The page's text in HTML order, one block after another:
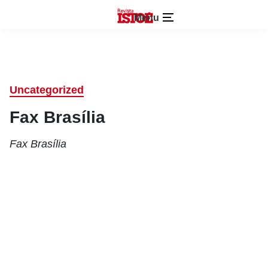
Menu
Uncategorized
Fax Brasília
Fax Brasília